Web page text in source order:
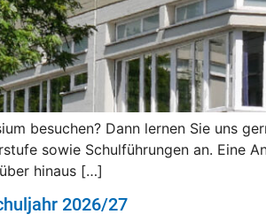
besuchen? Dann lernen Sie uns
sowie Schulführungen an. Eine
hinaus […]
2026/27